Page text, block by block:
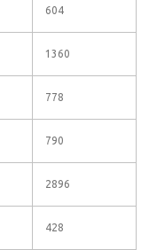
604
1360
778
790
2896
428